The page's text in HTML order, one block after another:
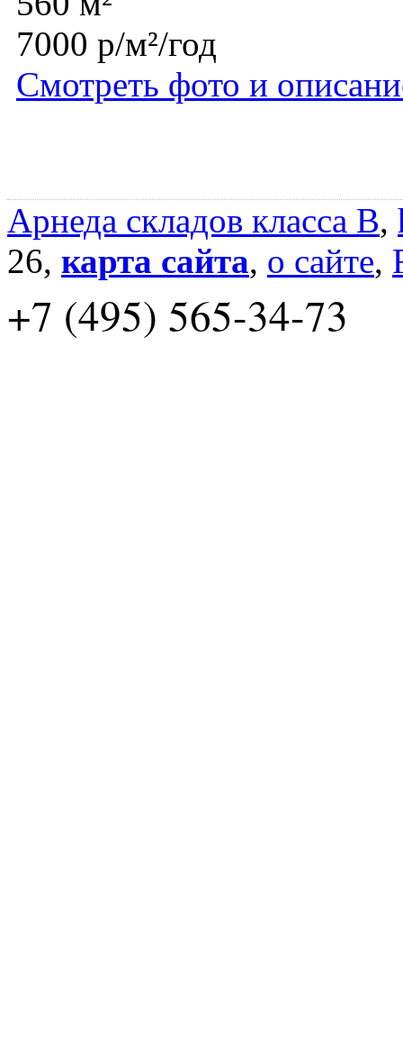
7000 р/м²/год
Смотреть фото и
Арнеда складов класса B,
26, карта сайта, о сайте,
+7 (495) 565-34-73